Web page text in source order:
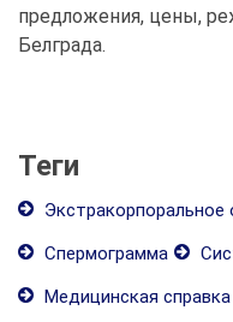
предложения, цены,
Белграда.
Теги
Экстракорпоральное
Спермограмма
Медицинская справка